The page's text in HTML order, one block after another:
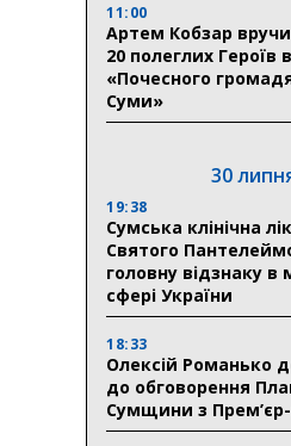
11:00
Артем Кобзар
20 полеглих Героїв
«Почесного
Суми»
30
19:38
Сумська клінічна
Святого
головну відзнаку в
сфері України
18:33
Олексій Романько
до обговорення
Сумщини з Прем’єр-